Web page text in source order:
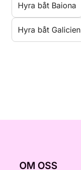
Hyra båt Baiona
Hyra båt Galicien
OM OSS